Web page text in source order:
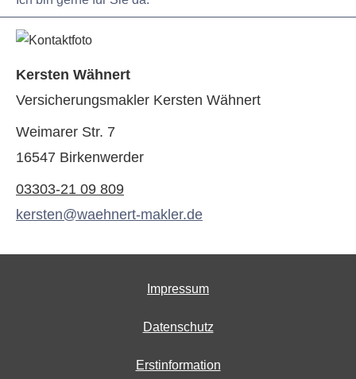
Kersten Wähnert
Ver­sicherungs­makler Kersten Wähnert
Weimarer Str. 7
16547 Birkenwerder
03303-21 09 809
kersten@waehnert-makler.de
Impressum
Datenschutz
Erstinformation